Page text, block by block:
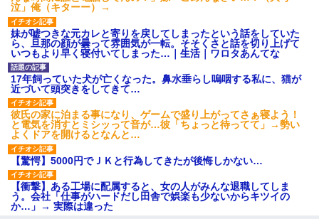
後続車にクラクションを鳴ら
され彼氏が逆切れ。「何クラク
ション鳴らしてんだ！降りてこ
いよ！」と怒鳴りだし...
【衝撃】報酬100万円超の治験
募集がこちらｗｗｗｗｗ(※画像
あり)
【ネット騒然】惨殺されたタ
ワマン頂き女子のこの動画、す
げえええええｗｗｗｗｗｗｗｗ
ｗｗｗ
【愕然】白のクラウン俺氏、
高速道路左車線を制限速度で走
った結果wwwwwwwwwwww
百年の恋12-899 食べた量を
張り合ってくる
【悲報】佐藤輝明・・・２軍
でも盛大にやらかす←あまり悲
しませないでくれ
泣」俺（キターー）→
妹が嘘つきな元カレと寄りを戻してしまったという話をしていた
ら、旦那の顔が曇って雰囲気が一転。そそくさと話を切り上げて
いつもより早く寝付いてしまった…｜生活｜ワロタあんてな
17年飼っていた犬が亡くなった。鼻水垂らし嗚咽する私に、猫が
近づいて頭突きをしてきて…
彼氏の家に泊まる事になり、ゲームで盛り上がってさぁ寝よう！
と電気を消すとミシッって音が…彼「ちょっと待ってて」→勢い
よくドアを開けるとなんと…
【驚愕】5000円でＪＫと行為してきたが後悔しかない…
【衝撃】ある工場に配属すると、女の人がみんな退職してしま
う。会社「仕事がハードだし田舎で娯楽も少ないからキツイの
か…」→ 実際は違った